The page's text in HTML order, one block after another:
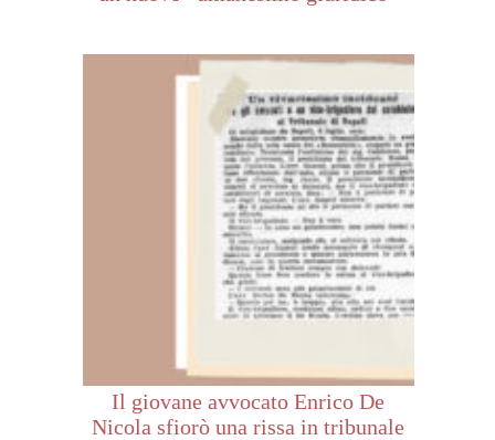
Il giovane avvocato Enrico De
Nicola sfiorò una rissa in tribunale